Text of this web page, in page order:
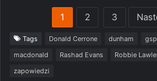
1 2 3
Tags Donald Cerrone dunham gsp
macdonald
Rashad Evans Robbie
zapowiedzi